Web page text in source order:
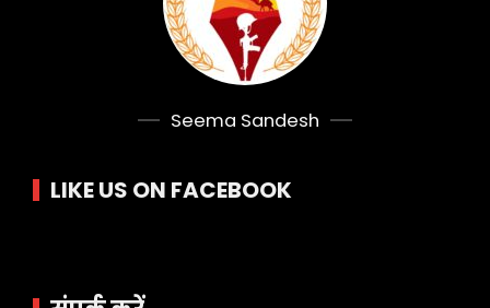
Seema Sandesh
LIKE US ON FACEBOOK